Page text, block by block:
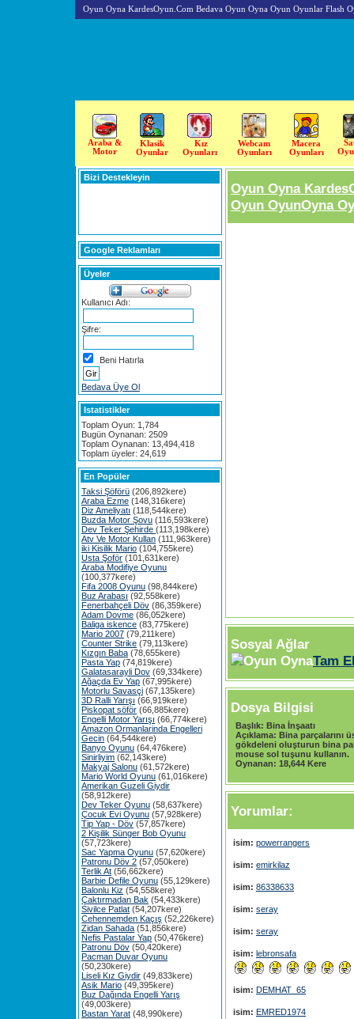
Oyun Oyna KardesOyun.Com Bedava Oyun Oyna Oyun Oyunlar Flash
Araba &
Motor
Klasik
Oyunlar
Kız
Oyunları
Webcam
Oyunları
Macera
Oyunları
Bizi Destekleyin
Google Reklamları
Üyeler
Kullanıcı Adı:
Şifre:
Beni Hatırla
Bedava Üye Ol
Istatistikler
Toplam Oyun: 1,784
Bugün Oynanan: 2509
Toplam Oynanan: 13,494,418
Toplam üyeler: 24,619
En Popüler
Taksi Şöförü (206,892kere)
Araba Ezme (148,316kere)
Diz Ameliyatı (118,544kere)
Buzda Motor Şovu (116,593kere)
Dev Teker Şehirde (113,198kere)
Atv Ve Motor Kullan (111,963kere)
iki Kisilik Mario (104,755kere)
Usta Şoför (101,631kere)
Araba Modifiye Oyunu
(100,377kere)
Fifa 2008 Oyunu (98,844kere)
Buz Arabası (92,558kere)
Fenerbahçeli Döv (86,359kere)
Adam Dovme (86,052kere)
Baliga iskence (83,775kere)
Mario 2007 (79,211kere)
Counter Strike (79,113kere)
Kızgın Baba (78,655kere)
Pasta Yap (74,819kere)
Galatasarayli Dov (69,334kere)
Ağaçda Ev Yap (67,995kere)
Motorlu Savasçi (67,135kere)
3D Ralli Yarışı (66,919kere)
Piskopat söför (66,885kere)
Engelli Motor Yarışı (66,774kere)
Amazon Ormanlarinda Engelleri
Gecin (64,544kere)
Banyo Oyunu (64,476kere)
Sinirliyim (62,143kere)
Makyaj Salonu (61,572kere)
Mario World Oyunu (61,016kere)
Amerikan Guzeli Giydir
(58,912kere)
Dev Teker Oyunu (58,637kere)
Çocuk Evi Oyunu (57,928kere)
Tip Yap - Döv (57,857kere)
2 Kişilik Sünger Bob Oyunu
(57,723kere)
Sac Yapma Oyunu (57,620kere)
Patronu Döv 2 (57,050kere)
Terlik At (56,662kere)
Barbie Defile Oyunu (55,129kere)
Balonlu Kiz (54,558kere)
Çaktırmadan Bak (54,433kere)
Sivilce Patlat (54,207kere)
Cehennemden Kaçış (52,226kere)
Zidan Sahada (51,856kere)
Nefis Pastalar Yap (50,476kere)
Patronu Döv (50,420kere)
Pacman Duvar Oyunu
(50,230kere)
Liseli Kız Giydir (49,833kere)
Asik Mario (49,395kere)
Buz Dağında Engelli Yarış
(49,003kere)
Bastan Yarat (48,990kere)
Oyun Oyna
Oyun OyunOyna
Sosyal Ağlar
Tam
Dosya Bilgisi
Başlık: Bina İnşaatı
Açıklama: Bina parçalarını
gökdeleni oluşturun bina
mouse sol tuşunu kullanın.
Oynanan: 18,644 Kere
Yorumlar:
isim: powerrangers
isim: emirkilaz
isim: 86338633
isim: seray
isim: seray
isim: lebronsafa
isim: DEMHAT_65
isim: EMRED1974